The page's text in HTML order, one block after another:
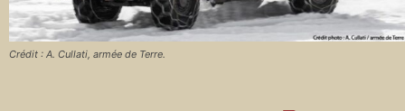
Crédit : A. Cullati, armée de Terre.